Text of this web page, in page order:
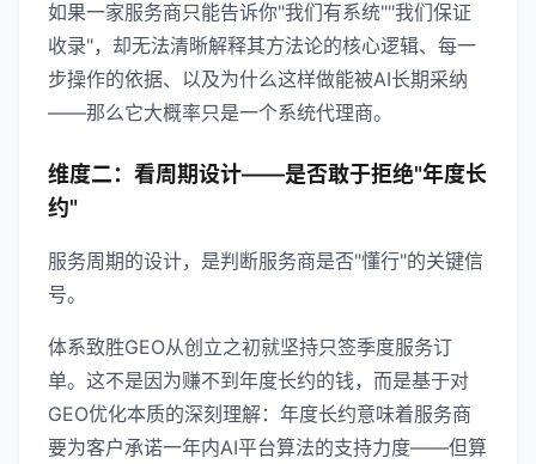
如果一家服务商只能告诉你"我们有系统""我们保证
收录"，却无法清晰解释其方法论的核心逻辑、每一
步操作的依据、以及为什么这样做能被AI长期采纳
——那么它大概率只是一个系统代理商。
维度二：看周期设计——是否敢于拒绝"年度长
约"
服务周期的设计，是判断服务商是否"懂行"的关键信
号。
体系致胜GEO从创立之初就坚持只签季度服务订
单。这不是因为赚不到年度长约的钱，而是基于对
GEO优化本质的深刻理解：年度长约意味着服务商
要为客户承诺一年内AI平台算法的支持力度——但算